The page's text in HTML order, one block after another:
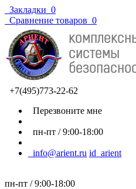
Закладки 0
Сравнение товаров 0
+7(495)773-22-62
Перезвоните мне
пн-пт / 9:00-18:00
info@arient.ru id_arient
пн-пт / 9:00-18:00